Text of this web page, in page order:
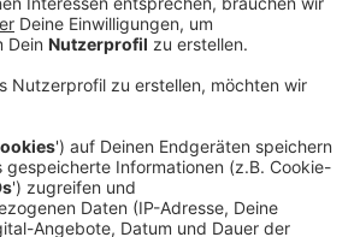
sagt jetzt sie braucht
und Helfer. Interessierte
Gemeinde.Für den Einsatz am
Helferinnen und Helfer ab 16